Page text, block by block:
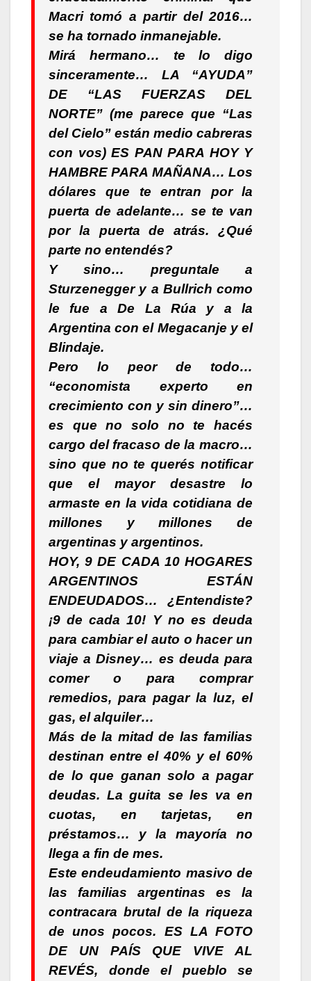
Macri tomó a partir del 2016…
se ha tornado inmanejable.
Mirá hermano… te lo digo
sinceramente… LA “AYUDA”
DE “LAS FUERZAS DEL
NORTE” (me parece que “Las
del Cielo” están medio cabreras
con vos) ES PAN PARA HOY Y
HAMBRE PARA MAÑANA… Los
dólares que te entran por la
puerta de adelante… se te van
por la puerta de atrás. ¿Qué
parte no entendés?
Y sino… preguntale a
Sturzenegger y a Bullrich como
le fue a De La Rúa y a la
Argentina con el Megacanje y el
Blindaje.
Pero lo peor de todo…
“economista experto en
crecimiento con y sin dinero”…
es que no solo no te hacés
cargo del fracaso de la macro…
sino que no te querés notificar
que el mayor desastre lo
armaste en la vida cotidiana de
millones y millones de
argentinas y argentinos.
HOY, 9 DE CADA 10 HOGARES
ARGENTINOS ESTÁN
ENDEUDADOS… ¿Entendiste?
¡9 de cada 10! Y no es deuda
para cambiar el auto o hacer un
viaje a Disney… es deuda para
comer o para comprar
remedios, para pagar la luz, el
gas, el alquiler…
Más de la mitad de las familias
destinan entre el 40% y el 60%
de lo que ganan solo a pagar
deudas. La guita se les va en
cuotas, en tarjetas, en
préstamos… y la mayoría no
llega a fin de mes.
Este endeudamiento masivo de
las familias argentinas es la
contracara brutal de la riqueza
de unos pocos. ES LA FOTO
DE UN PAÍS QUE VIVE AL
REVÉS, donde el pueblo se